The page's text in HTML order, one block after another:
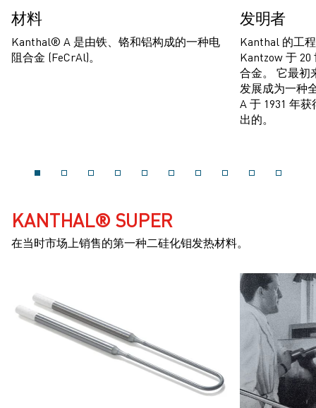
材料
Kanthal® A 是由铁、铬和铝构成的一种电
阻合金 (FeCrAl)。
发明者
Kanthal 的工
Kantzow 于 20
合金。 它最初
发展成为一种
A 于 1931 年
出的。
KANTHAL® SUPER
在当时市场上销售的第一种二硅化钼发热材料。